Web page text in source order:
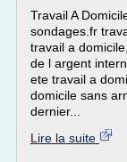
Travail A
sondages.fr
travail a
de l argent
ete travail a
domicile sans
dernier...
Lire la suite